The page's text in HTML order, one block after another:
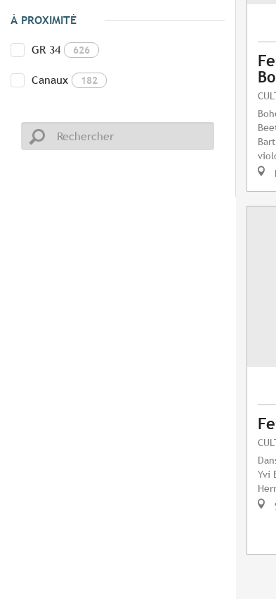
À PROXIMITÉ
GR 34 626
Canaux 182
Yvi